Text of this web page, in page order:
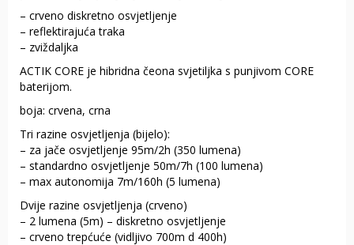
– crveno diskretno osvjetljenje
– reflektirajuća traka
– zviždaljka
ACTIK CORE je hibridna čeona svjetiljka s punjivom CORE
baterijom.
boja: crvena, crna
Tri razine osvjetljenja (bijelo):
– za jače osvjetljenje 95m/2h (350 lumena)
– standardno osvjetljenje 50m/7h (100 lumena)
– max autonomija 7m/160h (5 lumena)
Dvije razine osvjetljenja (crveno)
– 2 lumena (5m) – diskretno osvjetljenje
– crveno trepćuće (vidljivo 700m d 400h)